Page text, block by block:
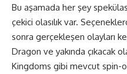
Bu aşamada her şey
çekici olasılık var.
sonra gerçekleşen olayları
Dragon ve yakında çıkacak
Kingdoms gibi mevcut spin-